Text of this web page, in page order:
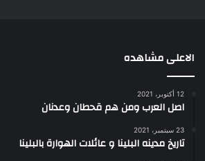
الاعلى مشاهده
12 أكتوبر، 2021
اصل العرب ومن هم قحطان وعدنان
23 سبتمبر، 2021
تاريخ مدينه البلينا و عائلات الهوارة بالبلينا